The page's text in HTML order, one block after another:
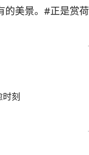
的美景。#正是赏荷
时刻